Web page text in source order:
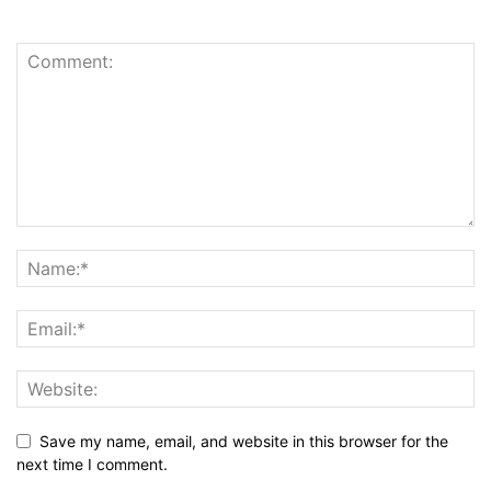
Save my name, email, and website in this browser for the
next time I comment.